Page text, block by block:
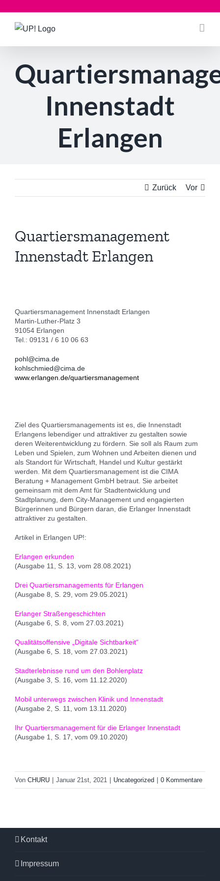
springen
Innenstadt
Erlangen
Zurück Vor
Quartiersmanagement
Innenstadt Erlangen
Quartiersmanagement Innenstadt Erlangen
Martin-Luther-Platz 3
91054 Erlangen
Tel.: 09131 / 6 10 06 63
pohl@cima.de
kohlschmied@cima.de
www.erlangen.de/quartiersmanagement
Ziel des Quartiersmanagements ist es, die Innenstadt
Erlangens lebendiger und attraktiver zu gestalten sowie
deren Weiterentwicklung zu fördern. Sie soll als Raum zum
Leben und Spielen, zum Wohnen und Arbeiten dienen und
als Standort für Wirtschaft, Handel und Kultur gestärkt
werden. Mit dem Quartiersmanagement ist die CIMA
Beratung + Management GmbH betraut. Sie arbeitet
gemeinsam mit dem Amt für Stadtentwicklung und
Stadtplanung, dem City-Management und engagierten
Bürgerinnen und Bürgern daran, die Erlanger Innenstadt
attraktiver zu gestalten.
Artikel in Erlangen UP!:
Erlangen erkunden
(Ausgabe 11, S. 13, vom 28.08.2021)
Drei Quartiersmanagements für Erlangen
(Ausgabe 8, S. 29, vom 29.05.2021)
Erlanger Straßengeschichten
(Ausgabe 6, S. 8, vom 27.03.2021)
Qualitätsoffensive „Digitale Sichtbarkeit“
(Ausgabe 6, S. 18, vom 27.03.2021)
Stadterlebnisse rund um den Bohlenplatz
(Ausgabe 3, S. 16, vom 11.12.2020)
Mobil unterwegs zwischen Klinik und Innenstadt
(Ausgabe 2, S. 11, vom 13.11.2020)
Ihr Quartiersmanagement für die Erlanger Innenstadt
(Ausgabe 1, S. 17, vom 09.10.2020)
Von CHURU Januar 21st, 2021 Uncategorized 0 Kommentare
Kontakt
Impressum